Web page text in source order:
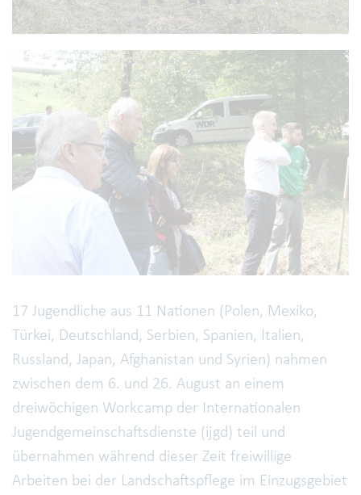
17 Jugendliche aus 11 Nationen (Polen, Mexiko,
Türkei, Deutschland, Serbien, Spanien, Italien,
Russland, Japan, Afghanistan und Syrien) nahmen
zwischen dem 6. und 26. August an einem
dreiwöchigen Workcamp der Internationalen
Jugendgemeinschaftsdienste (ijgd) teil und
übernahmen während dieser Zeit freiwillige
Arbeiten bei der Landschaftspflege im Einzugsgebiet